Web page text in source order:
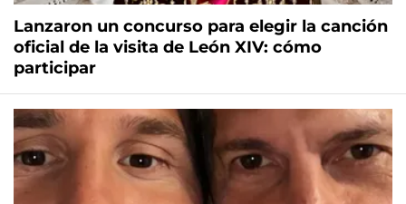
Lanzaron un concurso para elegir la canción
oficial de la visita de León XIV: cómo
participar